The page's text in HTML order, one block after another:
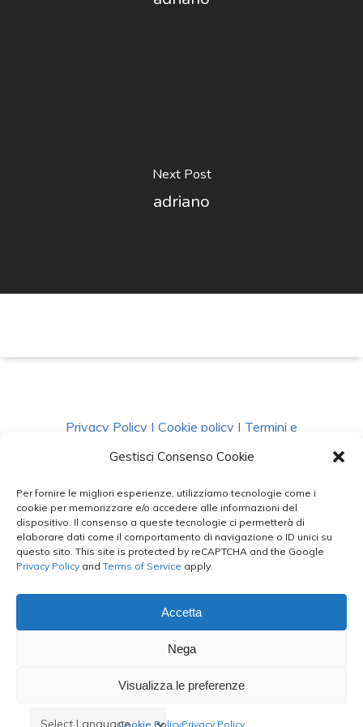
Gestisci Consenso Cookie
Per fornire le migliori esperienze, utilizziamo tecnologie come i
cookie per memorizzare e/o accedere alle informazioni del
dispositivo. Il consenso a queste tecnologie ci permetterà di
elaborare dati come il comportamento di navigazione o ID unici su
questo sito. This site is protected by reCAPTCHA and the Google
Privacy Policy and Terms of Service apply.
Accetta
Nega
Visualizza le preferenze
Cookie PolicyPrivacy Policy
Next Post
adriano
Privacy Policy | Cookie policy | Termini e
Condizioni|Richiedi Dati
facebook instagram whatsappphone
email
Le Bontà del Capo ©